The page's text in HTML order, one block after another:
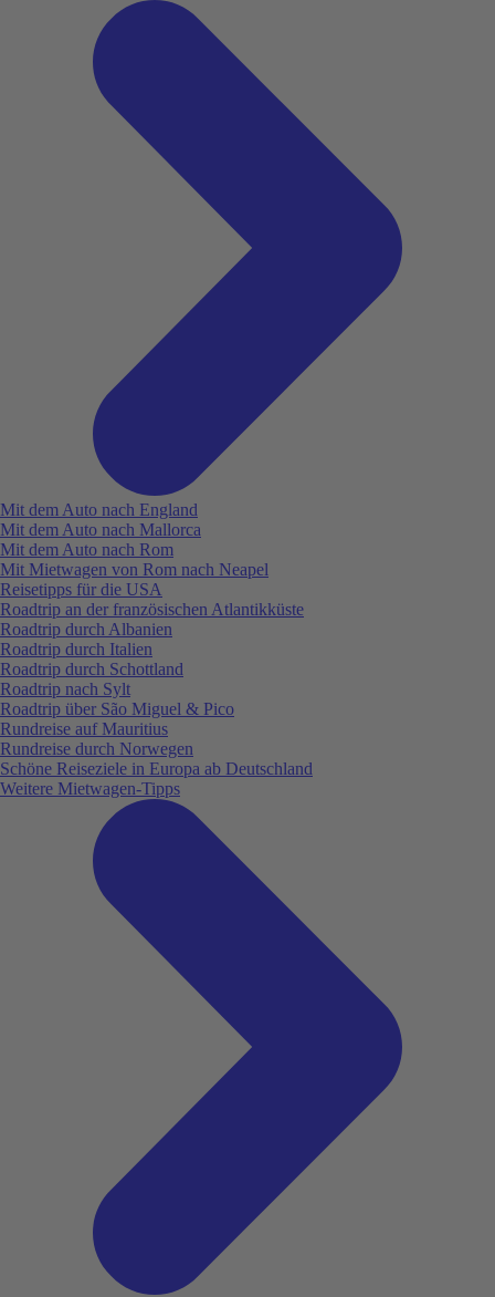
Mit dem Auto nach England
Mit dem Auto nach Mallorca
Mit dem Auto nach Rom
Mit Mietwagen von Rom nach Neapel
Reisetipps für die USA
Roadtrip an der französischen Atlantikküste
Roadtrip durch Albanien
Roadtrip durch Italien
Roadtrip durch Schottland
Roadtrip nach Sylt
Roadtrip über São Miguel & Pico
Rundreise auf Mauritius
Rundreise durch Norwegen
Schöne Reiseziele in Europa ab Deutschland
Weitere Mietwagen-Tipps